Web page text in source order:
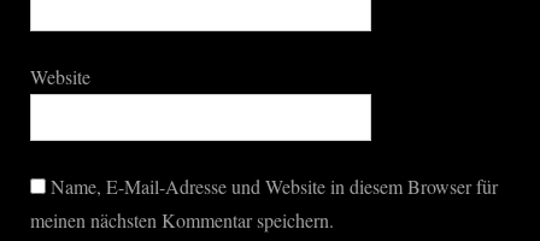
Website
Name, E-Mail-Adresse und Website in diesem Browser für
meinen nächsten Kommentar speichern.